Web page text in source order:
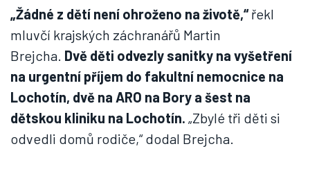
„Žádné z dětí není ohroženo na životě,“řekl
mluvčí krajských záchranářů Martin
Brejcha. Dvě děti odvezly sanitky na vyšetření
na urgentní příjem do fakultní nemocnice na
Lochotín, dvě na ARO na Bory a šest na
dětskou kliniku na Lochotín. „Zbylé tři děti si
odvedli domů rodiče,“ dodal Brejcha.